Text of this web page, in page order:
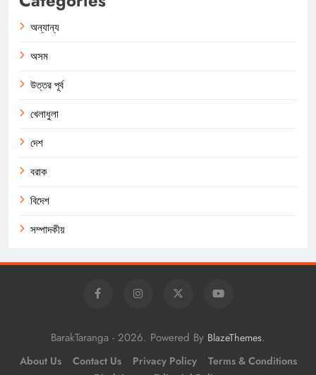
অন্যান্য
অসম
উত্তর পূর্ব
খেলাধুলা
দেশ
বরাক
বিদেশ
সম্পাদকীয়
BarakTaranga - 2026. Powered By BlazeThemes.
About Us Contact Us Privacy Policy
Terms & Conditions